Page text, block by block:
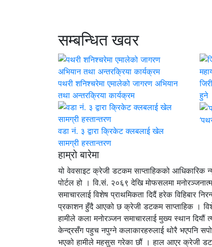
सम्बन्धित खवर
पथरी शनिश्चरेमा एमालेको जागरण अभियान
तथा अन्तरक्रिया कार्यक्रम
हुने
वडा नं. ३ द्वारा क्रिकेट क्लबलाई खेल
सामग्री हस्तान्तरण
हाम्रो बारेमा
यो वेवसाइट क्रेजी डटकम साप्ताहिकको आधिकारिक
पोर्टल हो । वि.सं. २०६९ देखि मोफसलमा
समाचारलाई विशेष प्राथमिकता दिदैं हरेक विहिबार
प्रकाशन हुँदै आएको छ क्रेजी डटकम साप्ताहिक ।
हामीले कला मनोरञ्जन समाचारलाई मुख्य स्थान दियौं
केन्द्रसँग पहुच नपुग्ने कलाकारहरुलाई थोरै भएपनि
भएको हामीले महसुस गरेका छौं । हाल आएर क्रेजी